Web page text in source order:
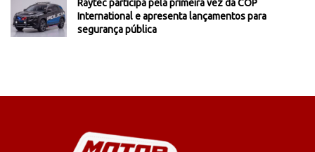
Raytec participa pela primeira vez da COP
International e apresenta lançamentos para
segurança pública